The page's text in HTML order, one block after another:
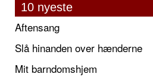
10 nyeste
Aftensang
Slå hinanden over hænderne
Mit barndomshjem